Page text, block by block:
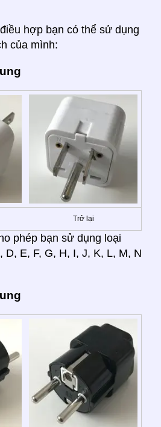
hợp bạn có thể sử dụng
của mình:
Trở lại
phép bạn sử dụng loại
D, E, F, G, H, I, J, K, L, M, N